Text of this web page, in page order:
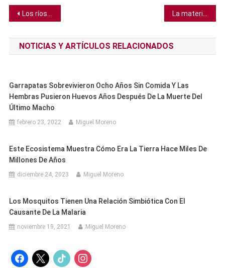
Navegación
de
entradas
Los ríos tropicales están perdiendo oxígeno mientras el mundo se calienta
NOTICIAS Y ARTÍCULOS RELACIONADOS
Garrapatas Sobrevivieron Ocho Años Sin Comida Y Las
Hembras Pusieron Huevos Años Después De La Muerte Del
Último Macho
febrero 23, 2022 Miguel Moreno
Este Ecosistema Muestra Cómo Era La Tierra Hace Miles De
Millones De Años
diciembre 24, 2023 Miguel Moreno
Los Mosquitos Tienen Una Relación Simbiótica Con El
Causante De La Malaria
noviembre 19, 2021 Miguel Moreno
facebook
x tiktok instagram